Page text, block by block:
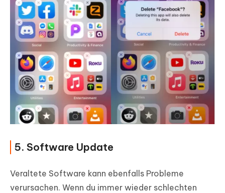
5. Software Update
Veraltete Software kann ebenfalls Probleme
verursachen. Wenn du immer wieder schlechten